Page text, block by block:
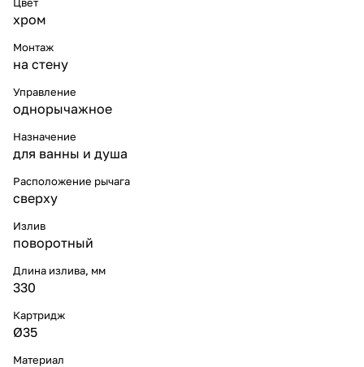
хром
Монтаж
на стену
Управление
однорычажное
Назначение
для ванны и душа
Расположение рычага
сверху
Излив
поворотный
Длина излива, мм
330
Картридж
Ø35
Материал